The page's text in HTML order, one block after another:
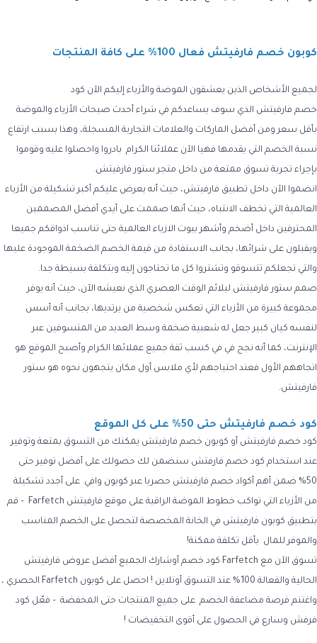
كوبون خصم فارفيتش فعال 100% على كافة المنتجات
لجميع الأشخاص الذين يعشقون الموضة والأزياء إليكم الآن كود
خصم فارفيتش الذي سوف يساعدكم في شراء أحدث صيحات الأزياء والموضة
بأقل سعر ومن أفضل الماركات والعلامات التجارية المسجلة، وهذا بسبب ارتفاع
نسبة الخصم التي يقدمها فهيا الآن عملائنا الكرام بادروا واحصلوا عليه وقوموا
بإجراء تجربة تسوق ممتعة من داخل متجر ستور فارفيتش.
انضموا الآن داخل تطبيق فارفيتش، حيث أنه يعرض عليكم أكبر تشكيلة من الأزياء
العالمية التي تخطف الانتباه، حيث أنها صممت على أيدي أفضل المصممين
المحترفين داخل أضخم وأشهر بيوت الازياء العالمية حتى تناسب اذواقكم جميعا
ويقبلون على شرائها، بجانب الاستفادة من قيمة الخصم الضخمة الموجودة عليها
والتي تجعلكم تتسوقو وتشتروا كل ما تحتاجون إليه وبتكلفة بسيطة جدا.
صمم ستور فارفيتش ليلائم الوقت العصري الذي نعيشه الآن، حيث أنه يوفر
مجموعة كبيرة من الأزياء التي تعكس شخصية من يرتديها، بجانب أنه أسس
لنفسه كيان كبير جعل له شعبية ضخمة وسط العديد من المتسوقين عبر
الإنترنت، كما أنه نجح في في كسب ثقة جميع عملائها الكرام وأصبح الموقع هو
اتجاههم الأول فعند احتياجهم لأي ملابس أول مكان يتجهون نحوه هو ستور
فارفيتش.
كود خصم فارفيتش حتى 50% على كل الموقع
كود خصم فارفيتش أو كوبون خصم فارفيتش يمكنك من التسوق بمتعة وتوفير
عند استخدام كود خصم فارفتش سنضمن لك حصولك على أفضل توفير حتى
50% ضمن أهم أكواد خصم فارفيتش حصريا عبر كوبون وافي على أجدد تشكيلة
من الأزياء التي تواكب خطوط الموضة الراقية على موقع فارفيتش Farfetch – قم
بتطبيق كوبون فارفيتش في الخانة المخصصة لتحصل على الخصم المناسب
والموفر للمال بأقل تكلفة ممكنة!
تسوق الآن مع Farfetch كود خصم
أوشارك الجميع أفضل عروض فارفيتش
الحالية والفعالة 100% عند التسوق أونلاين ! احصل على
كوبون Farfetch الحصري ،
واغتنم فرصة مضاعفة الخصم على جميع المنتجات حتى المخفضة – فعّل كود
فرفش وسارع في الحصول على أقوى التخفيضات !